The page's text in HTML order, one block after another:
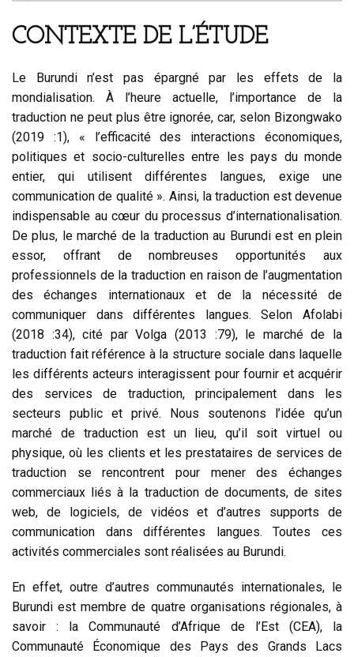
CONTEXTE DE L’ÉTUDE
Le Burundi n’est pas épargné par les effets de la
mondialisation. À l’heure actuelle, l’importance de la
traduction ne peut plus être ignorée, car, selon Bizongwako
(2019 :1), « l’efficacité des interactions économiques,
politiques et socio-culturelles entre les pays du monde
entier, qui utilisent différentes langues, exige une
communication de qualité ». Ainsi, la traduction est devenue
indispensable au cœur du processus d’internationalisation.
De plus, le marché de la traduction au Burundi est en plein
essor, offrant de nombreuses opportunités aux
professionnels de la traduction en raison de l’augmentation
des échanges internationaux et de la nécessité de
communiquer dans différentes langues. Selon Afolabi
(2018 :34), cité par Volga (2013 :79), le marché de la
traduction fait référence à la structure sociale dans laquelle
les différents acteurs interagissent pour fournir et acquérir
des services de traduction, principalement dans les
secteurs public et privé. Nous soutenons l’idée qu’un
marché de traduction est un lieu, qu’il soit virtuel ou
physique, où les clients et les prestataires de services de
traduction se rencontrent pour mener des échanges
commerciaux liés à la traduction de documents, de sites
web, de logiciels, de vidéos et d’autres supports de
communication dans différentes langues. Toutes ces
activités commerciales sont réalisées au Burundi.
En effet, outre d’autres communautés internationales, le
Burundi est membre de quatre organisations régionales, à
savoir : la Communauté d’Afrique de l’Est (CEA), la
Communauté Économique des Pays des Grands Lacs